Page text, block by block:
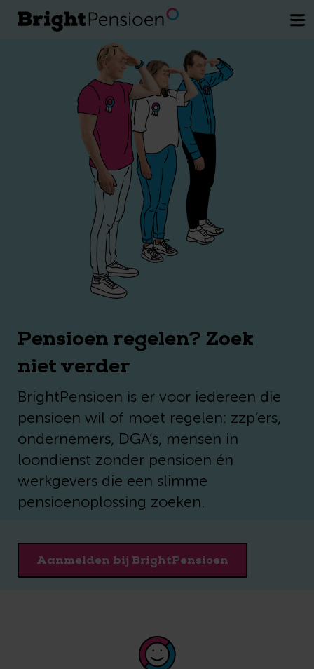
Wil je een kosteloos gesprek met een
van onze pensioenexperts.
je afspraak
Pensioen regelen? Zoek
niet verder
BrightPensioen is er voor iedereen die
pensioen wil of moet regelen: zzp’ers,
ondernemers, DGA’s, mensen in
loondienst zonder pensioen én
werkgevers die een slimme
pensioenoplossing zoeken.
Aanmelden bij BrightPensioen